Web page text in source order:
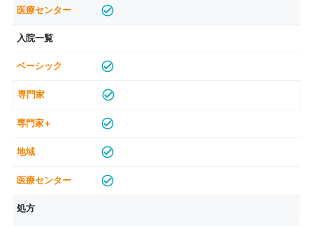
入院一覧
処方